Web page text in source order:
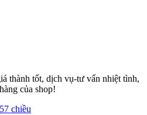
thành tốt, dịch vụ-tư vấn nhiệt tình,
của shop!
chiều